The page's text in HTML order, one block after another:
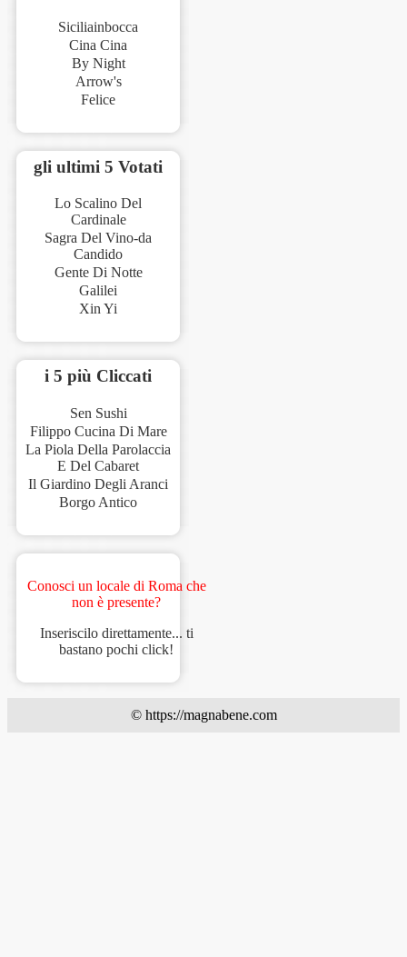
Siciliainbocca
Cina Cina
By Night
Arrow's
Felice
gli ultimi 5 Votati
Lo Scalino Del
Cardinale
Sagra Del Vino-da
Candido
Gente Di Notte
Galilei
Xin Yi
i 5 più Cliccati
Sen Sushi
Filippo Cucina Di Mare
La Piola Della Parolaccia
E Del Cabaret
Il Giardino Degli Aranci
Borgo Antico
Conosci un locale di Roma che
non è presente?
Inseriscilo direttamente... ti
bastano pochi click!
© https://magnabene.com